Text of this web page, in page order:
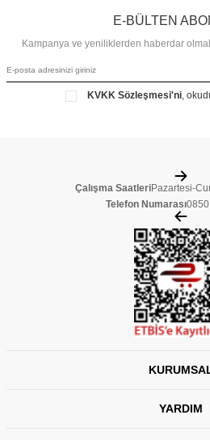
E-BÜLTEN
Kampanya ve yeniliklerden haberdar
KVKK Sözleşmesi'ni,
Çalışma SaatleriPazartesi-
Telefon Numarası
YARDIM